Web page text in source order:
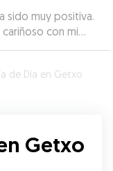
sido muy positiva.
con mi
los animales y
de Día en Getxo
Getxo